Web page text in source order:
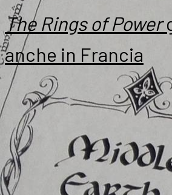
The Rings of Power
anche in Francia